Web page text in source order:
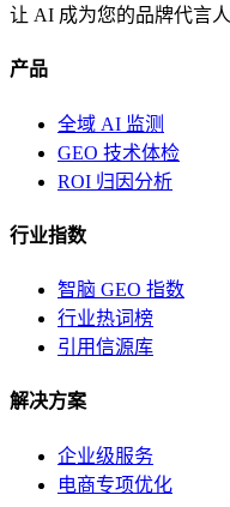
让 AI 成为您的品牌代言人
产品
全域 AI 监测
GEO 技术体检
ROI 归因分析
行业指数
智脑 GEO 指数
行业热词榜
引用信源库
解决方案
企业级服务
电商专项优化